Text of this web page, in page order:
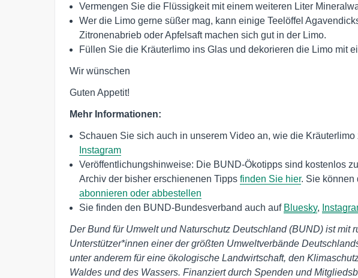
Vermengen Sie die Flüssigkeit mit einem weiteren Liter
Wer die Limo gerne süßer mag, kann einige Teelöffel
Zitronenabrieb oder Apfelsaft machen sich gut in der Limo.
Füllen Sie die Kräuterlimo ins Glas und dekorieren die Limo mit
Wir wünschen
Guten Appetit!
Mehr Informationen:
Schauen Sie sich auch in unserem Video an, wie die Kräuterlimo
Instagram
Veröffentlichungshinweise: Die BUND-Ökotipps sind kostenlos
Archiv der bisher erschienenen Tipps finden Sie hier. Sie können
abonnieren oder abbestellen
Sie finden den BUND-Bundesverband auch auf Bluesky,
Der Bund für Umwelt und Naturschutz Deutschland (BUND) ist mit
Unterstützer*innen einer der größten Umweltverbände
unter anderem für eine ökologische Landwirtschaft, den
Waldes und des Wassers. Finanziert durch Spenden und